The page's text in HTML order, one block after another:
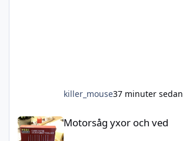
killer_mouse37 minuter sedan
Motorsåg yxor och ved
Motorsåg yxor och ved